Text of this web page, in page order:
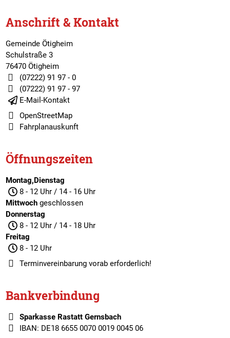
Anschrift & Kontakt
Gemeinde Ötigheim
Schulstraße 3
76470 Ötigheim
(07222) 91 97 - 0
(07222) 91 97 - 97
E-Mail-Kontakt
OpenStreetMap
Fahrplanauskunft
Öffnungszeiten
Montag,Dienstag
8 - 12 Uhr / 14 - 16 Uhr
Mittwochgeschlossen
Donnerstag
8 - 12 Uhr / 14 - 18 Uhr
Freitag
8 - 12 Uhr
Terminvereinbarungvorab erforderlich!
Bankverbindung
Sparkasse Rastatt Gernsbach
IBAN: DE18 6655 0070 0019 0045 06